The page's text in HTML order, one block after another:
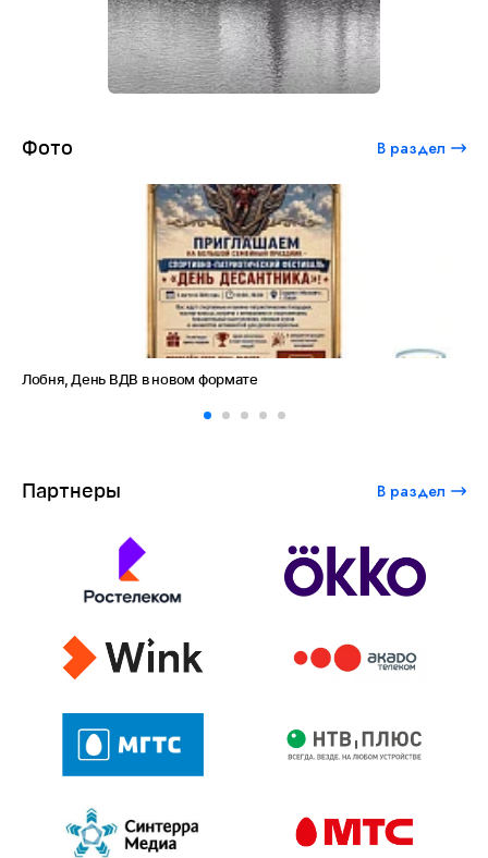
Фото В раздел
Лобня, День ВДВ в новом формате
Партнеры В раздел